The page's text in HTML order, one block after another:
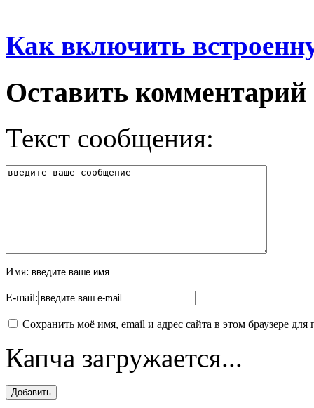
Как включить
Оставить комментарий
Текст сообщения:
Имя:
E-mail:
Сохранить моё имя, email и адрес сайта в этом браузере
Капча загружается...